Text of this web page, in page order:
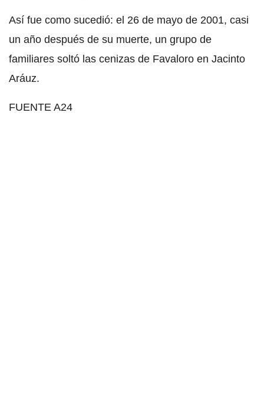
Así fue como sucedió: el 26 de mayo de 2001, casi
un año después de su muerte, un grupo de
familiares soltó las cenizas de Favaloro en Jacinto
Aráuz.
FUENTE A24